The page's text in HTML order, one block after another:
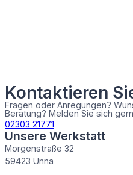
Kontaktieren
Fragen oder Anregungen?
Beratung? Melden Sie sich
02303 21771
Unsere Werkstatt
Morgenstraße 32
59423 Unna